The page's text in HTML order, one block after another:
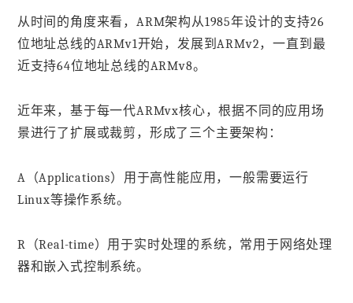
从时间的角度来看，ARM架构从1985年设计的支持26
位地址总线的ARMv1开始，发展到ARMv2，一直到最
近支持64位地址总线的ARMv8。
近年来，基于每一代ARMvx核心，根据不同的应用场
景进行了扩展或裁剪，形成了三个主要架构：
A（Applications）用于高性能应用，一般需要运行
Linux等操作系统。
R（Real-time）用于实时处理的系统，常用于网络处理
器和嵌入式控制系统。